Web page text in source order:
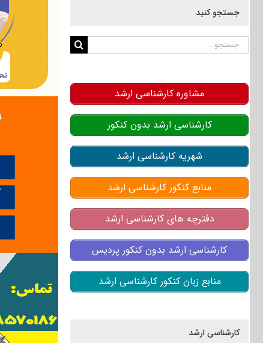
جستجو کنید
جستجو
مشاوره کارشناسی ارشد
کارشناسی ارشد بدون کنکور
شهریه کارشناسی ارشد
منابع کنکور کارشناسی ارشد
دفترچه های کارشناسی ارشد
کارشناسی ارشد بدون کنکور پردیس
منابع زبان کنکور کارشناسی ارشد
کارشناسی ارشد